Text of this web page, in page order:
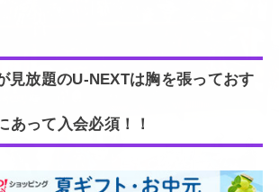
見放題のU-NEXTは胸を張っておす
あって入会必須！！